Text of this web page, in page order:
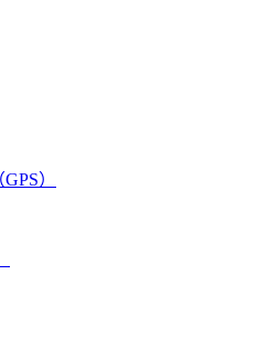
）